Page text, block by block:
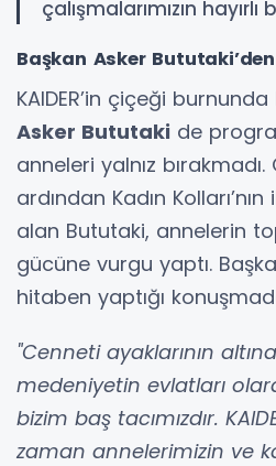
çalışmalarımızın hayırlı
Başkan Asker
KAIDER’in çiçeği burnunda
Asker Bututaki de
anneleri yalnız
ardından Kadın
alan Bututaki, annelerin
gücüne vurgu yaptı.
hitaben yaptığı
"Cenneti ayaklarının
medeniyetin evlatları
bizim baş tacımızdır.
zaman annelerimizin ve